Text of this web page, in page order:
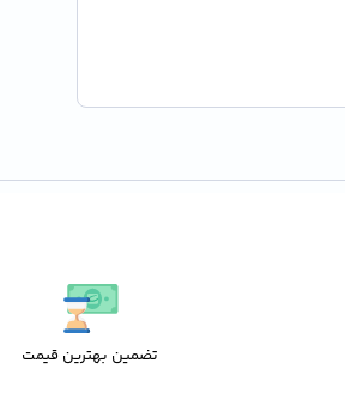
تضمین بهترین قیمت